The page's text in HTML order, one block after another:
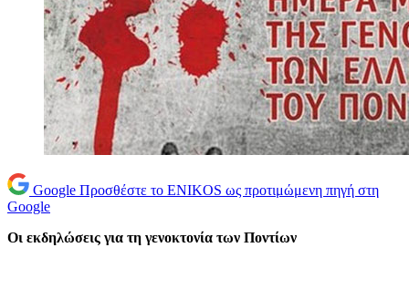
Google Προσθέστε το ENIKOS ως προτιμώμενη πηγή στη
Google
Οι εκδηλώσεις για τη γενοκτονία των Ποντίων